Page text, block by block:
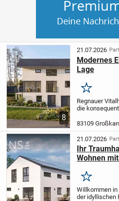
8
21.07.2026
Modernes
Lage
Merken
Regnauer
die
ökologischer
Jahren
83109
21.07.2026
Ihr
Wohnen
Merken
Willkommen in
der idyllischen